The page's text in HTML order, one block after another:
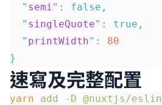
  "
semi" :
false,
  "
singleQuote" :
true,
  "
printWidth" :
80
}
速寫及完整配置
yarn add -D @nuxtjs/